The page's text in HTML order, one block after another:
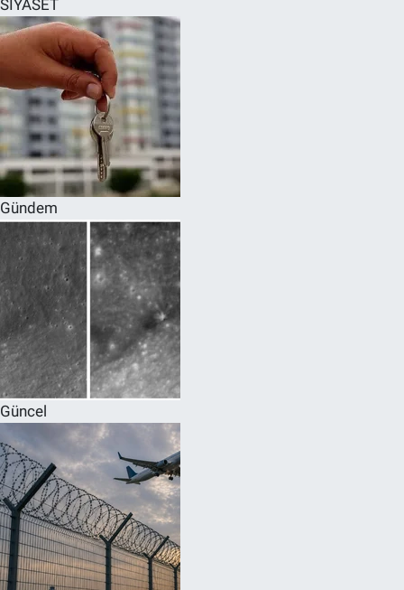
SİYASET
Gündem
Güncel
SPOR
RESMİ İLANLAR